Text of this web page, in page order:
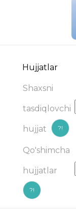
Hujjatlar
Shaxsni
tasdiqlovchi
hujjat ?!
Qo'shimcha
hujjatlar
?!